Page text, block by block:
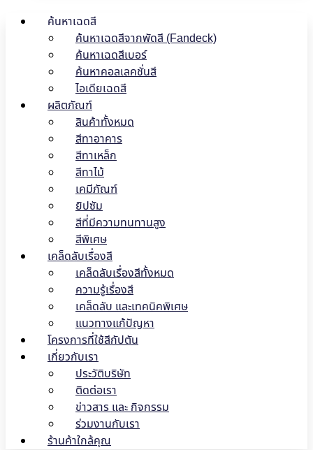
ค้นหาเฉดสี
ค้นหาเฉดสีจากพัดสี (Fandeck)
ค้นหาเฉดสีเบอร์
ค้นหาคอลเลคชั่นสี
ไอเดียเฉดสี
ผลิตภัณฑ์
สินค้าทั้งหมด
สีทาอาคาร
สีทาเหล็ก
สีทาไม้
เคมีภัณฑ์
ยิปซัม
สีที่มีความทนทานสูง
สีพิเศษ
เคล็ดลับเรื่องสี
เคล็ดลับเรื่องสีทั้งหมด
ความรู้เรื่องสี
เคล็ดลับ และเทคนิคพิเศษ
แนวทางแก้ปัญหา
โครงการที่ใช้สีกัปตัน
เกี่ยวกับเรา
ประวัติบริษัท
ติดต่อเรา
ข่าวสาร และ กิจกรรม
ร่วมงานกับเรา
ร้านค้าใกล้คุณ